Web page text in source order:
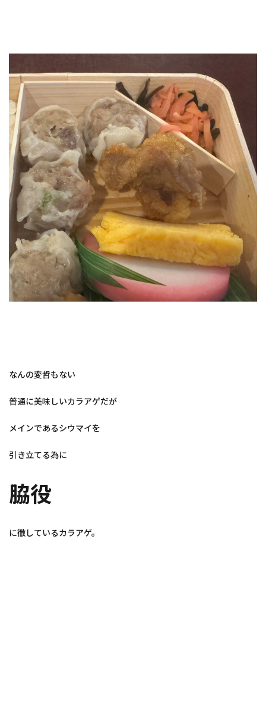
なんの変哲もない
普通に美味しいカラアゲだが
メインであるシウマイを
引き立てる為に
脇役
に徹しているカラアゲ。